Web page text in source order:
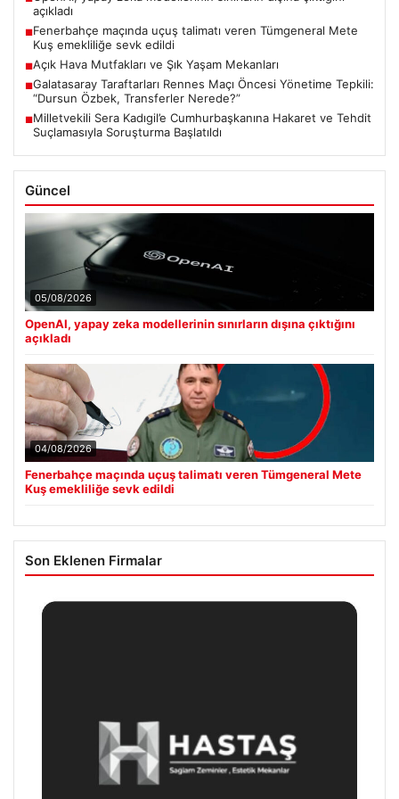
açıkladı
■Fenerbahçe maçında uçuş talimatı veren Tümgeneral Mete
Kuş emekliliğe sevk edildi
■Açık Hava Mutfakları ve Şık Yaşam Mekanları
■Galatasaray Taraftarları Rennes Maçı Öncesi Yönetime Tepkili:
“Dursun Özbek, Transferler Nerede?”
■Milletvekili Sera Kadıgil’e Cumhurbaşkanına Hakaret ve Tehdit
Suçlamasıyla Soruşturma Başlatıldı
Güncel
05/08/2026
OpenAI, yapay zeka modellerinin sınırların dışına çıktığını
açıkladı
04/08/2026
Fenerbahçe maçında uçuş talimatı veren Tümgeneral Mete
Kuş emekliliğe sevk edildi
Son Eklenen Firmalar